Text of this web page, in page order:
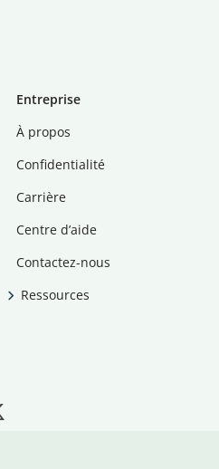
Entreprise
À propos
Confidentialité
Carrière
Centre d’aide
Contactez-nous
Ressources